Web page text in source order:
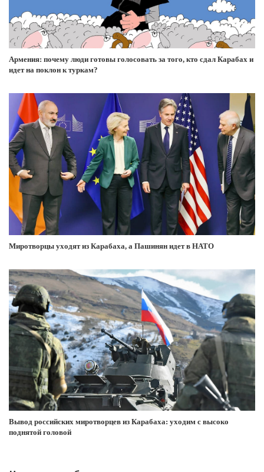
Армения: почему люди готовы голосовать за того, кто сдал Карабах и
идет на поклон к туркам?
Миротворцы уходят из Карабаха, а Пашинян идет в НАТО
Вывод российских миротворцев из Карабаха: уходим с высоко
поднятой головой